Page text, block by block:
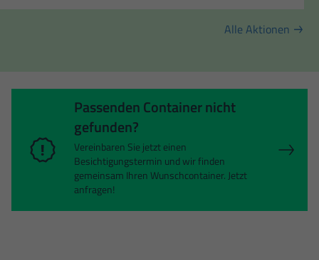
Alle Aktionen
Passenden Container nicht
gefunden?
Vereinbaren Sie jetzt einen
Besichtigungstermin und wir finden
gemeinsam Ihren Wunschcontainer. Jetzt
anfragen!